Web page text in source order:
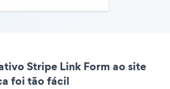
Stripe Link Form ao site
foi tão fácil